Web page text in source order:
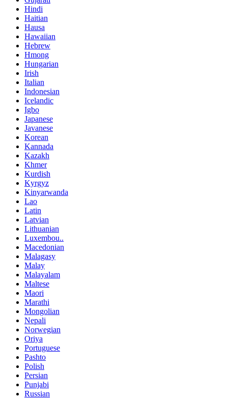
Hindi
Haitian
Hausa
Hawaiian
Hebrew
Hmong
Hungarian
Irish
Italian
Indonesian
Icelandic
Igbo
Japanese
Javanese
Korean
Kannada
Kazakh
Khmer
Kurdish
Kyrgyz
Kinyarwanda
Lao
Latin
Latvian
Lithuanian
Luxembou..
Macedonian
Malagasy
Malay
Malayalam
Maltese
Maori
Marathi
Mongolian
Nepali
Norwegian
Oriya
Portuguese
Pashto
Polish
Persian
Punjabi
Russian